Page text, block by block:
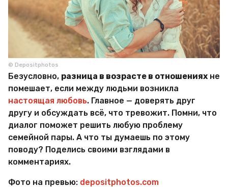
© Depositphotos
Безусловно, разница в возрасте в отношениях не
помешает, если между людьми возникла
настоящая любовь. Главное — доверять друг
другу и обсуждать всё, что тревожит. Помни, что
диалог поможет решить любую проблему
семейной пары. А что ты думаешь по этому
поводу? Поделись своими взглядами в
комментариях.
Фото на превью: depositphotos.com